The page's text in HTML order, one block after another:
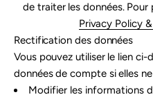
de traiter les données.
Privacy Policy
Rectification des données
Vous pouvez utiliser le lien
données de compte si elles
Modifier les informations